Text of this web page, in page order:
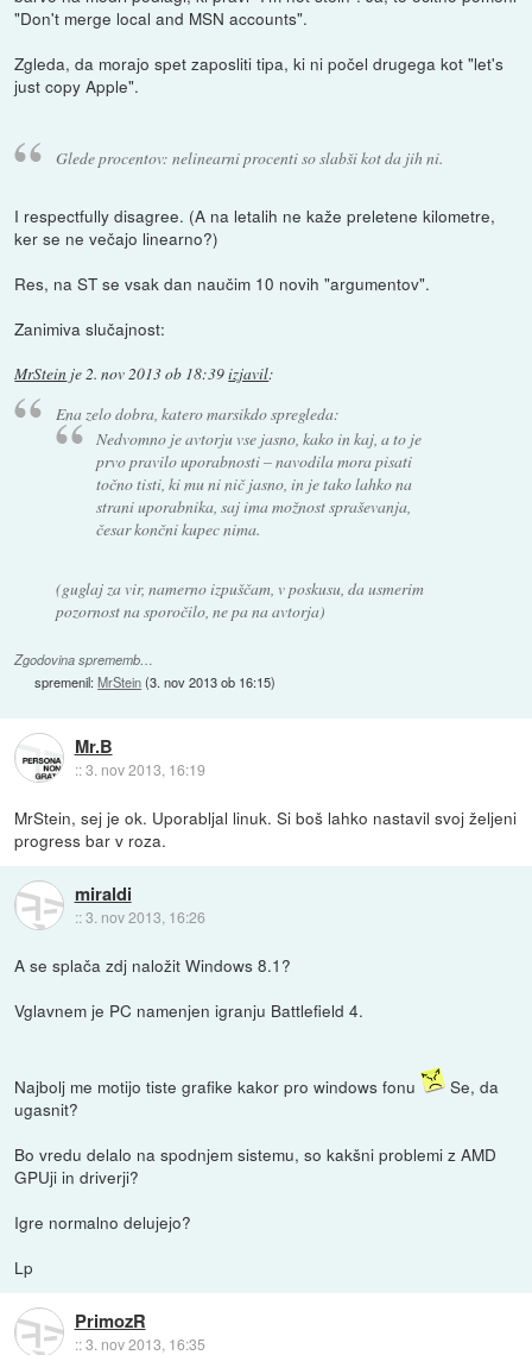
"Don't merge local and MSN accounts".
Zgleda, da morajo spet zaposliti tipa, ki ni počel drugega kot "let's
just copy Apple".
Glede procentov: nelinearni procenti so slabši kot da jih ni.
I respectfully disagree. (A na letalih ne kaže preletene kilometre,
ker se ne večajo linearno?)
Res, na ST se vsak dan naučim 10 novih "argumentov".
Zanimiva slučajnost:
MrStein je2. nov 2013 ob 18:39izjavil:
Ena zelo dobra, katero marsikdo spregleda:
Nedvomno je avtorju vse jasno, kako in kaj, a to je
prvo pravilo uporabnosti – navodila mora pisati
točno tisti, ki mu ni nič jasno, in je tako lahko na
strani uporabnika, saj ima možnost spraševanja,
česar končni kupec nima.
(guglaj za vir, namerno izpuščam, v poskusu, da usmerim
pozornost na sporočilo, ne pa na avtorja)
Zgodovina sprememb…
spremenil:MrStein(3. nov 2013 ob 16:15)
Mr.B
::3. nov 2013, 16:19
MrStein, sej je ok. Uporabljal linuk. Si boš lahko nastavil svoj željeni
progress bar v roza.
miraldi
::3. nov 2013, 16:26
A se splača zdj naložit Windows 8.1?
Vglavnem je PC namenjen igranju Battlefield 4.
Najbolj me motijo tiste grafike kakor pro windows fonu
Se, da
ugasnit?
Bo vredu delalo na spodnjem sistemu, so kakšni problemi z AMD
GPUji in driverji?
Igre normalno delujejo?
Lp
PrimozR
::3. nov 2013, 16:35